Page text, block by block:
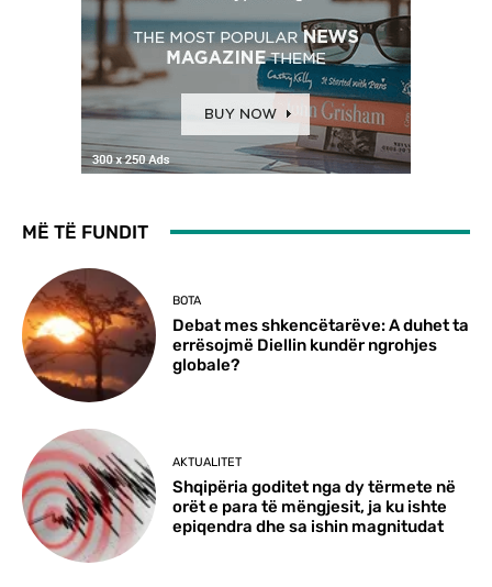
MË TË FUNDIT
BOTA
Debat mes shkencëtarëve: A duhet ta
errësojmë Diellin kundër ngrohjes
globale?
AKTUALITET
Shqipëria goditet nga dy tërmete në
orët e para të mëngjesit, ja ku ishte
epiqendra dhe sa ishin magnitudat